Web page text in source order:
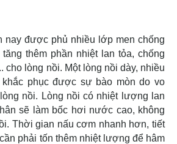
nay được phủ nhiều lớp men chống
thêm phần nhiệt lan tỏa, chống
cho lòng nồi. Một lòng nồi dày, nhiều
khắc phục được sự bào mòn do vo
nồi. Lòng nồi có nhiệt lượng lan
sẽ làm bốc hơi nước cao, không
Thời gian nấu cơm nhanh hơn, tiết
phải tốn thêm nhiệt lượng để hâm